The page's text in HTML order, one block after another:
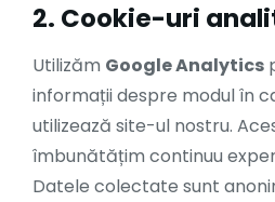
2. Cookie-uri
Utilizăm Google Analytics
informații despre modul în
utilizează site-ul nostru.
îmbunătățim continuu
Datele colectate sunt